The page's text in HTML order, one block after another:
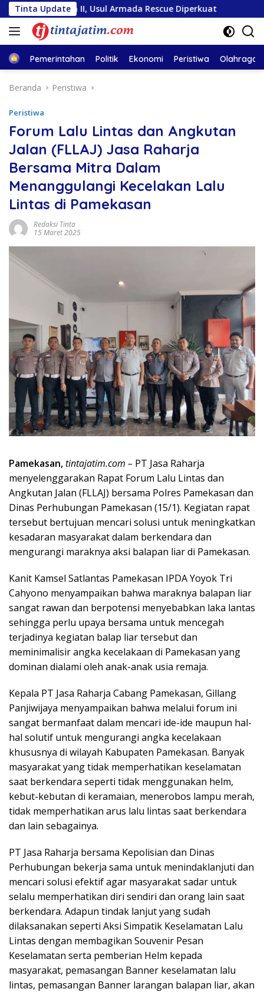
Langsung
ke
konten
Tinta Update
II, Usul Armada Rescue Diperkuat Sambut HUT
HomePemerintahan Politik Ekonomi Peristiwa Olahraga
Beranda Peristiwa
Peristiwa
Forum Lalu Lintas dan Angkutan
Jalan (FLLAJ) Jasa Raharja
Bersama Mitra Dalam
Menanggulangi Kecelakan Lalu
Lintas di Pamekasan
Redaksi Tinta
15 Maret 2025
Pamekasan,tintajatim.com – PT Jasa Raharja
menyelenggarakan Rapat Forum Lalu Lintas dan
Angkutan Jalan (FLLAJ) bersama Polres Pamekasan dan
Dinas Perhubungan Pamekasan (15/1). Kegiatan rapat
tersebut bertujuan mencari solusi untuk meningkatkan
kesadaran masyarakat dalam berkendara dan
mengurangi maraknya aksi balapan liar di Pamekasan.
Kanit Kamsel Satlantas Pamekasan IPDA Yoyok Tri
Cahyono menyampaikan bahwa maraknya balapan liar
sangat rawan dan berpotensi menyebabkan laka lantas
sehingga perlu upaya bersama untuk mencegah
terjadinya kegiatan balap liar tersebut dan
meminimalisir angka kecelakaan di Pamekasan yang
dominan dialami oleh anak-anak usia remaja.
Kepala PT Jasa Raharja Cabang Pamekasan, Gillang
Panjiwijaya menyampaikan bahwa melalui forum ini
sangat bermanfaat dalam mencari ide-ide maupun hal-
hal solutif untuk mengurangi angka kecelakaan
khususnya di wilayah Kabupaten Pamekasan. Banyak
masyarakat yang tidak memperhatikan keselamatan
saat berkendara seperti tidak menggunakan helm,
kebut-kebutan di keramaian, menerobos lampu merah,
tidak memperhatikan arus lalu lintas saat berkendara
dan lain sebagainya.
PT Jasa Raharja bersama Kepolisian dan Dinas
Perhubungan bekerja sama untuk menindaklanjuti dan
mencari solusi efektif agar masyarakat sadar untuk
selalu memperhatikan diri sendiri dan orang lain saat
berkendara. Adapun tindak lanjut yang sudah
dilaksanakan seperti Aksi Simpatik Keselamatan Lalu
Lintas dengan membagikan Souvenir Pesan
Keselamatan serta pemberian Helm kepada
masyarakat, pemasangan Banner keselamatan lalu
lintas, pemasangan Banner larangan balapan liar, akan